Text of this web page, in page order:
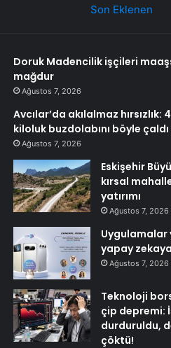
Son Eklenen
Doruk Madencilik işçileri
mağdur
Ağustos 7, 2026
Avcılar’da akılalmaz hırsızlık:
kiloluk buzdolabını böyle çaldı
Ağustos 7, 2026
Eskişehir
kırsal
yatırımı
Ağustos 7, 2026
Uygulamalar
yapay
Ağustos 7, 2026
Teknoloji
çip depremi:
durduruldu,
çöktü!